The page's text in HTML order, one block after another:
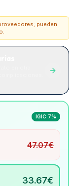
pueden
IGIC 7%
47.07€
33.67€